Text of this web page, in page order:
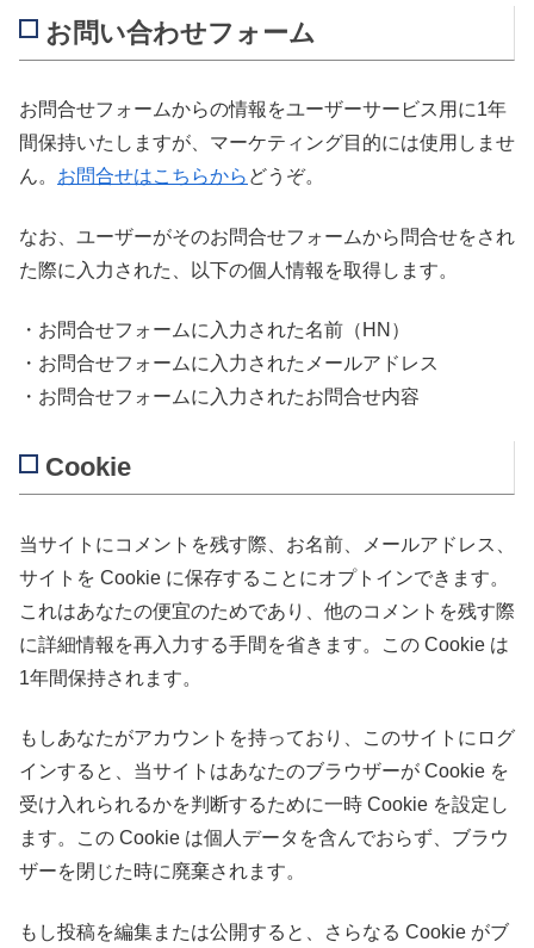
お問い合わせフォーム
お問合せフォームからの情報をユーザーサービス用に1年
間保持いたしますが、マーケティング目的には使用しませ
ん。 お問合せはこちらから どうぞ。
なお、ユーザーがそのお問合せフォームから問合せをされ
た際に入力された、以下の個人情報を取得します。
・お問合せフォームに入力された名前（HN）
・お問合せフォームに入力されたメールアドレス
・お問合せフォームに入力されたお問合せ内容
Cookie
当サイトにコメントを残す際、お名前、メールアドレス、
サイトを Cookie に保存することにオプトインできます。
これはあなたの便宜のためであり、他のコメントを残す際
に詳細情報を再入力する手間を省きます。この Cookie は
1年間保持されます。
もしあなたがアカウントを持っており、このサイトにログ
インすると、当サイトはあなたのブラウザーが Cookie を
受け入れられるかを判断するために一時 Cookie を設定し
ます。この Cookie は個人データを含んでおらず、ブラウ
ザーを閉じた時に廃棄されます。
もし投稿を編集または公開すると、さらなる Cookie がブ